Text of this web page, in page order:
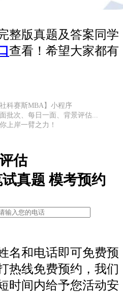
整版真题及答案同学
查看！希望大家都有
社科赛斯MBA】小程序
批次、每日一面、背景评估...
上岸一臂之力！
估
真题 模考预约
名和电话即可免费预
热线免费预约，我们
时间内给予您活动安